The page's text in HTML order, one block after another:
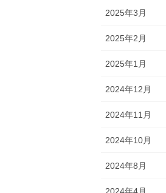
2025年3月
2025年2月
2025年1月
2024年12月
2024年11月
2024年10月
2024年8月